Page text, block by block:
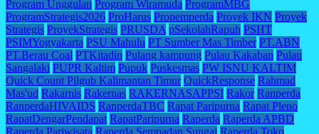
Program Unggulan Program Wiramuda ProgramMBG
ProgramStrategis2026 ProHarus Propemperda Proyek IKN Proyek
Strategis ProyekStrategis PRUSDA pSekolahRapuh PSHT
PSIMYogyakarta PSU Mahulu PT Sumber Mas Timber PT.ABN
PT.Berau Coal PTKitadin Pulang kampung Pulau Kakaban Pulau
Sangalaki PUPR Kaltim Pupuk Puskesmas PW ISNU KALTIM
Quick Count Pilgub Kalimantan Timur QuickResponse Rahmad
Mas'ud Rakarnis Rakernas RAKERNASAPPSI Rakor Ranperda
RanperdaHIVAIDS RanperdaTBC Rapat Paripurna Rapat Pleno
RapatDengarPendapat RapatParipurna Raperda Raperda APBD